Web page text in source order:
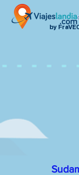
by